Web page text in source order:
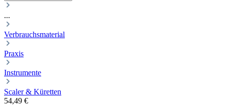
...
Verbrauchsmaterial
Praxis
Instrumente
Scaler & Küretten
54,49 €